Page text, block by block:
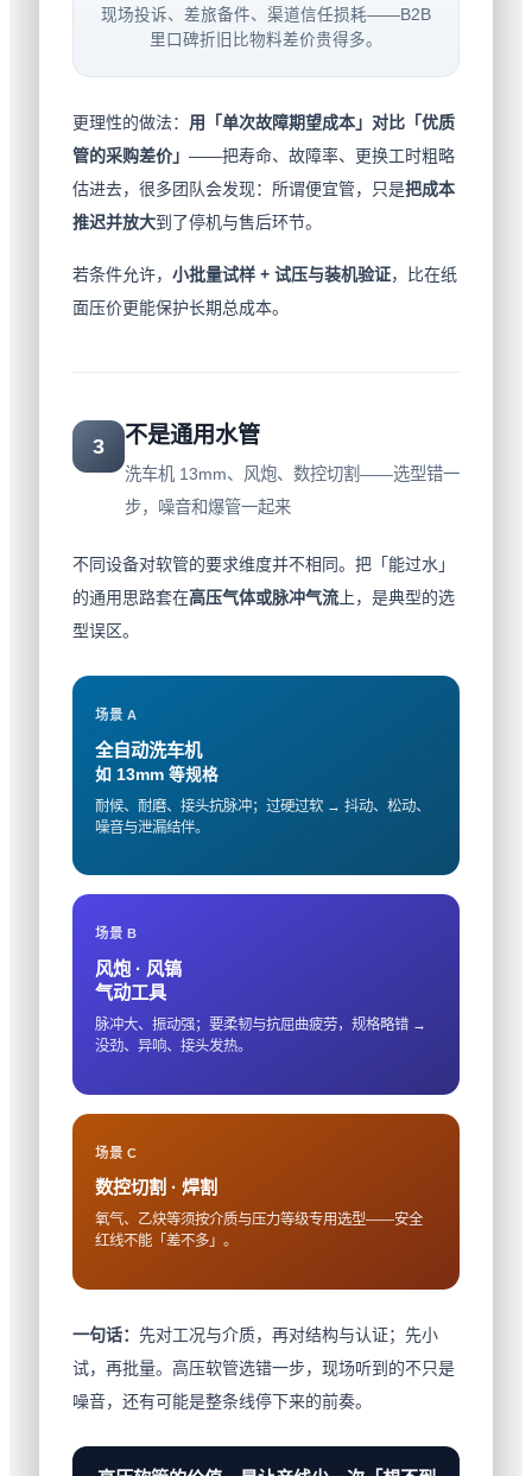
现场投诉、差旅备件、渠道信任损耗——B2B
里口碑折旧比物料差价贵得多。
更理性的做法： 用「单次故障期望成本」对比「优质
管的采购差价」 ——把寿命、故障率、更换工时粗略
估进去，很多团队会发现：所谓便宜管，只是把成本
推迟并放大到了停机与售后环节。
若条件允许， 小批量试样 + 试压与装机验证，比在纸
面压价更能保护长期总成本。
3 不是通用水管
洗车机 13mm、风炮、数控切割——选型错一
步，噪音和爆管一起来
不同设备对软管的要求维度并不相同。把「能过水」
的通用思路套在高压气体或脉冲气流 上，是典型的选
型误区。
场景 A
全自动洗车机
如 13mm 等规格
耐候、耐磨、接头抗脉冲；过硬过软 → 抖动、松动、
噪音与泄漏结伴。
场景 B
风炮 · 风镐
气动工具
脉冲大、振动强；要柔韧与抗屈曲疲劳，规格略错 →
没劲、异响、接头发热。
场景 C
数控切割 · 焊割
氧气、乙炔等须按介质与压力等级专用选型——安全
红线不能「差不多」。
一句话： 先对工况与介质，再对结构与认证；先小
试，再批量。高压软管选错一步，现场听到的不只是
噪音，还有可能是整条线停下来的前奏。